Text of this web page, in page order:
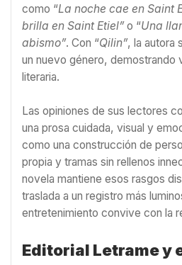
como “La noche cae en Saint
brilla en Saint Etiel”o “Una
abismo”. Con “Qilin”, la autora
un nuevo género, demostrando
literaria.
Las opiniones de sus lectores
una prosa cuidada, visual y
como una construcción de
propia y tramas sin rellenos
novela mantiene esos rasgos
traslada a un registro más
entretenimiento convive con la
Editorial Letrame y